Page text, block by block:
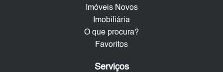
Imóveis Novos
Imobiliária
O que procura?
Favoritos
Serviços